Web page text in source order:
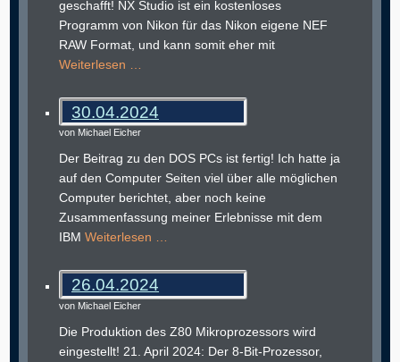
geschafft! NX Studio ist ein kostenloses
Programm von Nikon für das Nikon eigene NEF
RAW Format, und kann somit eher mit
Weiterlesen …
30.04.2024
von Michael Eicher
Der Beitrag zu den DOS PCs ist fertig! Ich hatte ja
auf den Computer Seiten viel über alle möglichen
Computer berichtet, aber noch keine
Zusammenfassung meiner Erlebnisse mit dem
IBMWeiterlesen …
26.04.2024
von Michael Eicher
Die Produktion des Z80 Mikroprozessors wird
eingestellt! 21. April 2024: Der 8-Bit-Prozessor,